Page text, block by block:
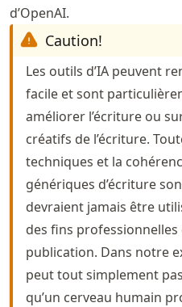
d’OpenAI.
Caution!
Les outils d’IA peuvent
facile et sont
améliorer l’écriture ou
créatifs de l’écriture.
techniques et la
génériques d’écriture
devraient jamais être
des fins professionnelles
publication. Dans notre
peut tout simplement
qu’un cerveau humain